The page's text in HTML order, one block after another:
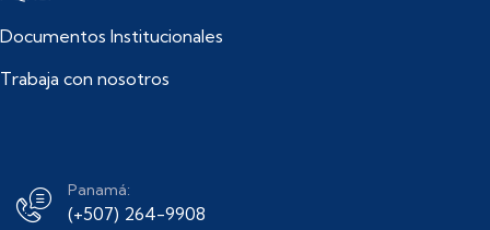
Documentos Institucionales
Trabaja con nosotros
Panamá:
(+507) 264-9908